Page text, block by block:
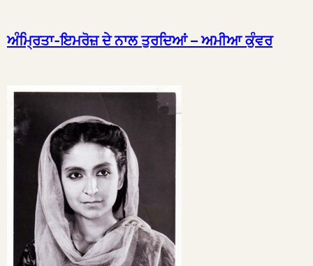
ਅੰਮ੍ਰਿਤਾ-ਇਮਰੋਜ਼ ਦੇ ਨਾਲ ਤੁਰਦਿਆਂ – ਅਮੀਆ ਕੁੰਵਰ